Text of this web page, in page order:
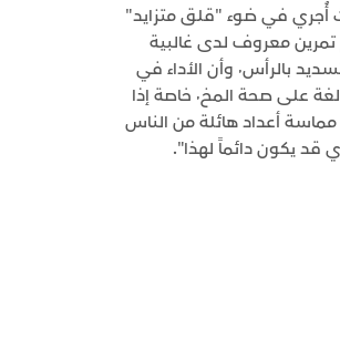
أُجري في ضوء "قلق متزايد"
تمرين معروف لدى غالبية
الفرق من الهواة والمحترفين٬ وجدنا أن هناك بالفعل زيادة في تثبيط المخ مباشرة بعد التسديد بالرأس٬ وأن الأداء في
اختبارات الذاكرة تراجع بشدة". وأضافت: "على الرغم من أن التغيرات مؤقتة٬ نعتقد أنها بالغة على صحة المخ٬ خاصة إذا
أعداد هائلة من الناس